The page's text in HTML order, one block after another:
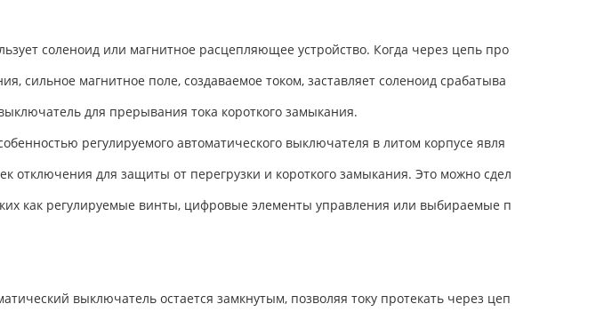
соленоид или магнитное расцепляющее устройство. Когда через цепь про
сильное магнитное поле, создаваемое током, заставляет соленоид срабатыва
для прерывания тока короткого замыкания.
регулируемого автоматического выключателя в литом корпусе явля
отключения для защиты от перегрузки и короткого замыкания. Это можно сдел
как регулируемые винты, цифровые элементы управления или выбираемые п
выключатель остается замкнутым, позволяя току протекать через цеп